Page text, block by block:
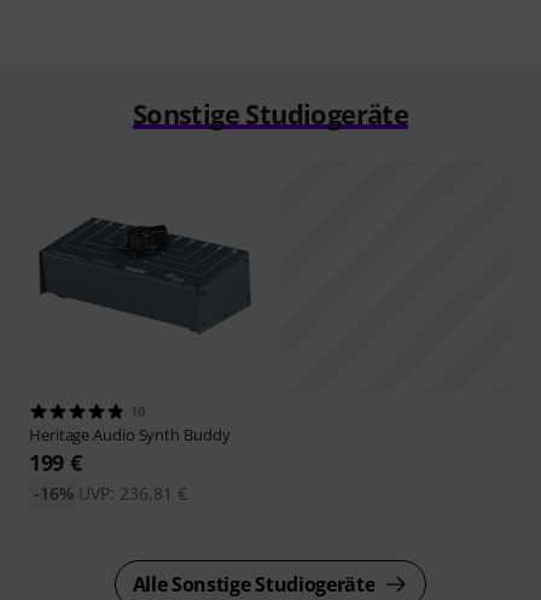
Sonstige Studiogeräte
10
Heritage Audio Synth Buddy
199 €
UVP: 236,81 €
-16%
Alle Sonstige Studiogeräte